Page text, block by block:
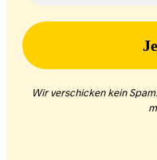
Wir verschicken kein